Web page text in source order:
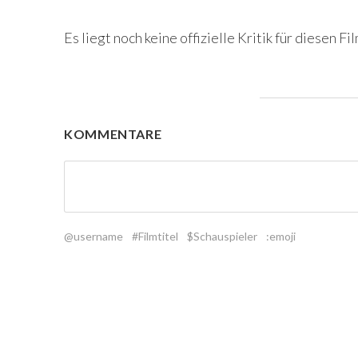
Es liegt noch keine offizielle Kritik für diesen
KOMMENTARE
@username #Filmtitel $Schauspieler :emoji